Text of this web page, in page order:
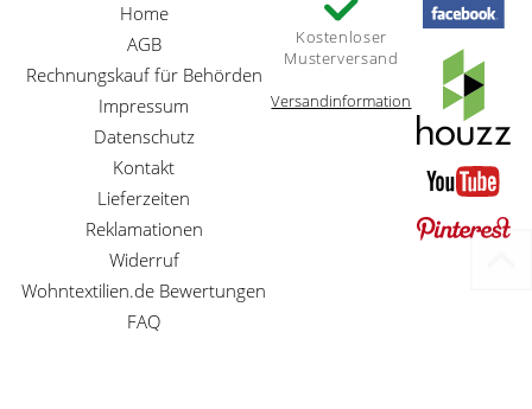
Home
AGB
Rechnungskauf für Behörden
Impressum
Datenschutz
Kontakt
Lieferzeiten
Reklamationen
Widerruf
Wohntextilien.de Bewertungen
FAQ
Kostenloser
Musterversand
Versandinformation